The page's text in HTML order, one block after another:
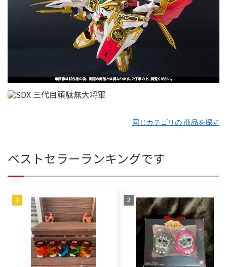
同じカテゴリの 商品を探す
ベストセラーランキングです